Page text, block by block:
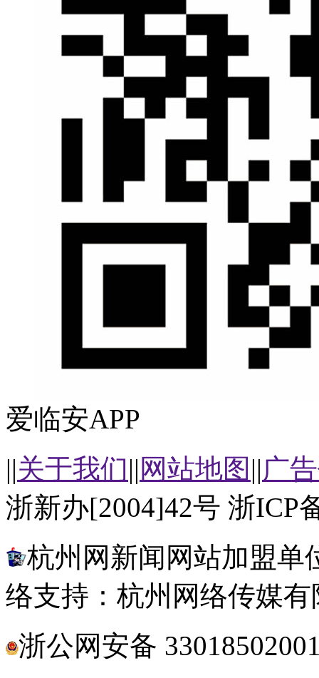
爱临安APP
||关于我们|| 网站地图 ||广
浙新办[2004]42号 浙ICP
杭州网新闻网站加盟单
络支持：杭州网络传媒有
浙公网安备